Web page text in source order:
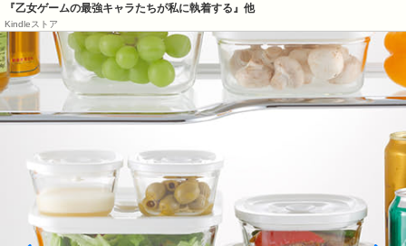
『乙女ゲームの最強キャラたちが私に執着する』他
Kindleストア